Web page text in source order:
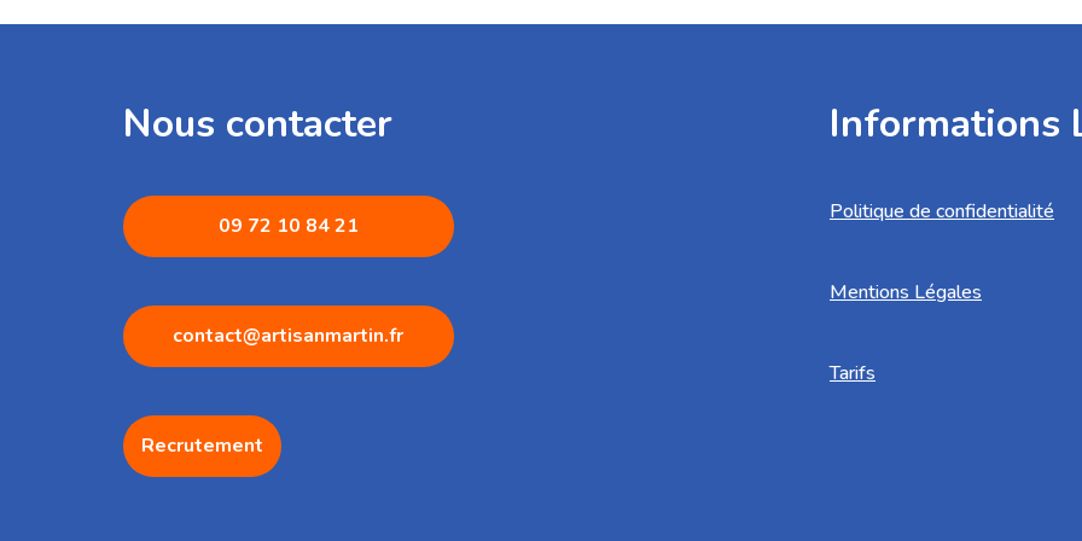
Nous contacter
09 72 10 84 21
contact@artisanmartin.fr
Recrutement
Informations
Politique de confidentialité
Mentions Légales
Tarifs